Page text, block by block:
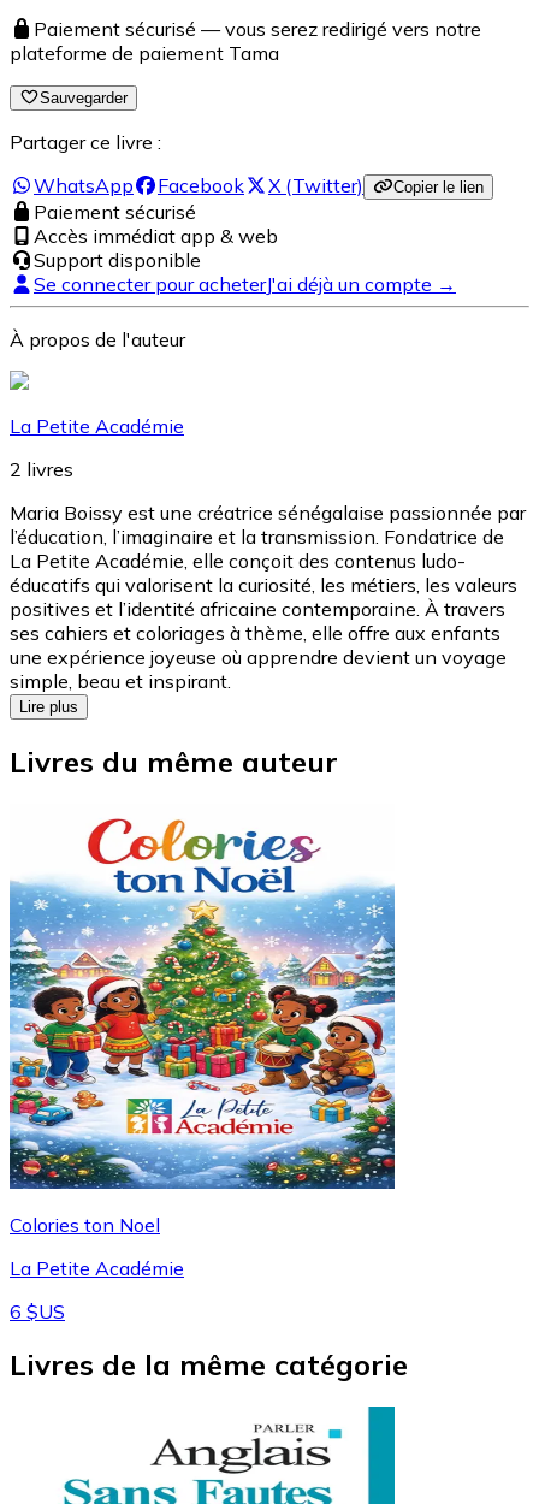
Paiement sécurisé — vous serez redirigé vers notre
plateforme de paiement Tama
Sauvegarder
Partager ce livre :
WhatsApp
Facebook X (Twitter) Copier le lien
Paiement sécurisé
Accès immédiat app & web
Support disponible
Se connecter pour acheterJ'ai déjà un compte →
À propos de l'auteur
La Petite Académie
2 livres
Maria Boissy est une créatrice sénégalaise passionnée par
l’éducation, l’imaginaire et la transmission. Fondatrice de
La Petite Académie, elle conçoit des contenus ludo-
éducatifs qui valorisent la curiosité, les métiers, les valeurs
positives et l’identité africaine contemporaine. À travers
ses cahiers et coloriages à thème, elle offre aux enfants
une expérience joyeuse où apprendre devient un voyage
simple, beau et inspirant.
Lire plus
Livres du même auteur
Colories ton Noel
La Petite Académie
6 $US
Livres de la même catégorie